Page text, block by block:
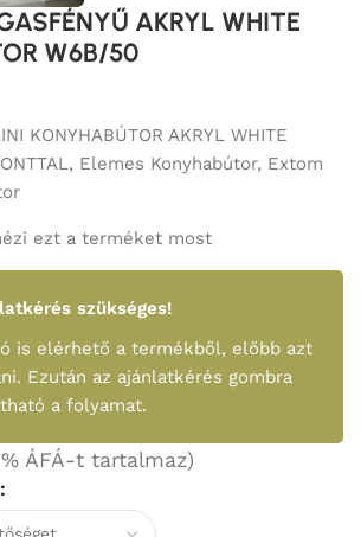
AKRYL WHITE
W6B/50
KONYHABÚTOR AKRYL WHITE
, Elemes Konyhabútor, Extom
ezt a terméket most
szükséges!
is elérhető a termékből, előbb azt
Ezután az ajánlatkérés gombra
a folyamat.
ÁFÁ-t tartalmaz)